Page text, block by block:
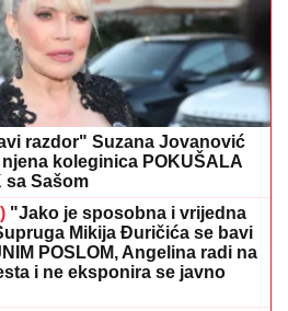
razdor" Suzana Jovanović
koleginica POKUŠALA
sa Sašom
"Jako je sposobna i vrijedna
Mikija Đuričića se bavi
POSLOM, Angelina radi na
i ne eksponira se javno